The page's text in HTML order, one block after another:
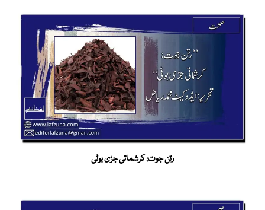
رتن جوت: کرشماتی جڑی بوٹی